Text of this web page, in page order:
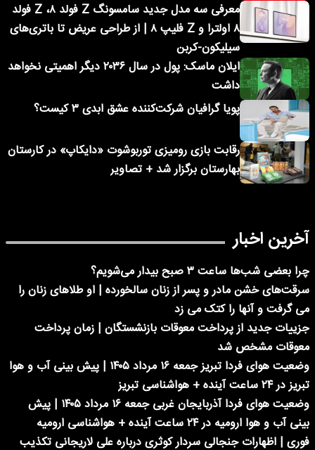
معرفی سه مدل جدید سامسونگ Z فولد ۸، Z فولد
۸ اولترا و Z فلیپ ۸ | از طراحی عریض تا باتری‌های
سیلیکون-کربن
ایلان ماسک: پول در سال ۲۰۳۶ دیگر اهمیتی نخواهد
داشت
پویا گرافیان شرکت‌کننده عشق ابدی ۳ کیست؟
رقابت بازی رومیزی توربوشوت «دایکاپ» در کارستان
بهارستان برگزار شد + تصاویر
آخرین اخبار
چرا بعضی شب‌ها ساعت ۳ صبح بیدار می‌شویم؟
سرقت‌های خشن مادر و پسر از زنان سالخورده | او طلاهای زنان را
می گرفت و آنها را کتک می زد
جزییات جدید از پرداخت معوقات بازنشستگان | زمان پرداخت
معوقات مشخص شد
وضعیت هوای فردا تبریز جمعه ۱۶ مرداد ۱۴۰۵ | پیش بینی آب و هوا
تبریز در ۲۴ ساعت آینده + هواشناسی تبریز
وضعیت هوای فردا آذربایجان غربی جمعه ۱۶ مرداد ۱۴۰۵ | پیش
بینی آب و هوا ارومیه در ۲۴ ساعت آینده + هواشناسی ارومیه
فوری | اظهارات جنجالی سردار کوثری درباره علی لاریجانی تکذیب